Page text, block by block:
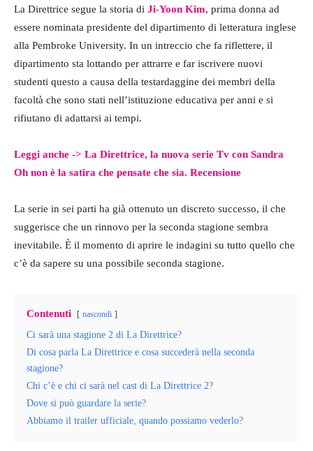
La Direttrice segue la storia di Ji-Yoon Kim, prima donna ad
essere nominata presidente del dipartimento di letteratura inglese
alla Pembroke University. In un intreccio che fa riflettere, il
dipartimento sta lottando per attrarre e far iscrivere nuovi
studenti questo a causa della testardaggine dei membri della
facoltà che sono stati nell’istituzione educativa per anni e si
rifiutano di adattarsi ai tempi.
Leggi anche -> La Direttrice, la nuova serie Tv con Sandra
Oh non è la satira che pensate che sia. Recensione
La serie in sei parti ha già ottenuto un discreto successo, il che
suggerisce che un rinnovo per la seconda stagione sembra
inevitabile. È il momento di aprire le indagini su tutto quello che
c’è da sapere su una possibile seconda stagione.
Contenuti nascondi
Ci sarà una stagione 2 di La Direttrice?
Di cosa parla La Direttrice e cosa succederà nella seconda
stagione?
Chi c’è e chi ci sarà nel cast di La Direttrice 2?
Dove si può guardare la serie?
Abbiamo il trailer ufficiale, quando possiamo vederlo?